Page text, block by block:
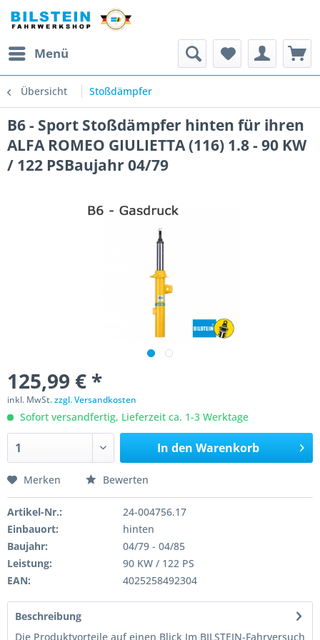
Menü
Übersicht Stoßdämpfer
B6 - Sport Stoßdämpfer hinten für ihren
ALFA ROMEO GIULIETTA (116) 1.8 - 90 KW
/ 122 PSBaujahr 04/79
125,99 € *
inkl. MwSt.zzgl. Versandkosten
Sofort versandfertig, Lieferzeit ca. 1-3 Werktage
In den Warenkorb
Merken Bewerten
Artikel-Nr.:
24-004756.17
Einbauort:
hinten
Baujahr:
04/79 - 04/85
Leistung:
90 KW / 122 PS
EAN:
4025258492304
Beschreibung
Die Produktvorteile auf einen Blick Im BILSTEIN-Fahrversuch